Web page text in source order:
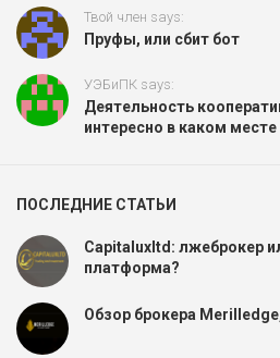
Твой член says:
Пруфы, или сбит бот
УЭБиПК says:
Деятельность
интересно в каком месте
ПОСЛЕДНИЕ СТАТЬИ
Capitaluxltd: лжеброкер
платформа?
Обзор брокера